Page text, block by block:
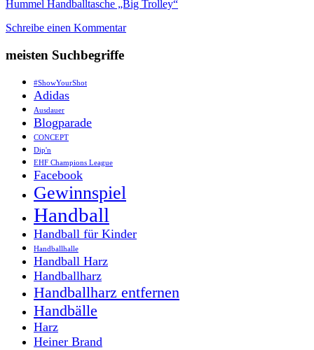
Hummel Handballtasche „Big Trolley“
Schreibe einen Kommentar
meisten Suchbegriffe
#ShowYourShot
Adidas
Ausdauer
Blogparade
CONCEPT
Dip'n
EHF Champions League
Facebook
Gewinnspiel
Handball
Handball für Kinder
Handballhalle
Handball Harz
Handballharz
Handballharz entfernen
Handbälle
Harz
Heiner Brand